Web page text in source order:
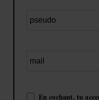
En cochant, tu